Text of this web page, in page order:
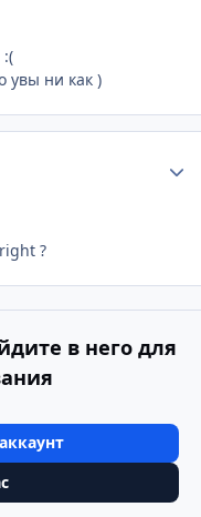
:(
увы ни как )
?
в него для